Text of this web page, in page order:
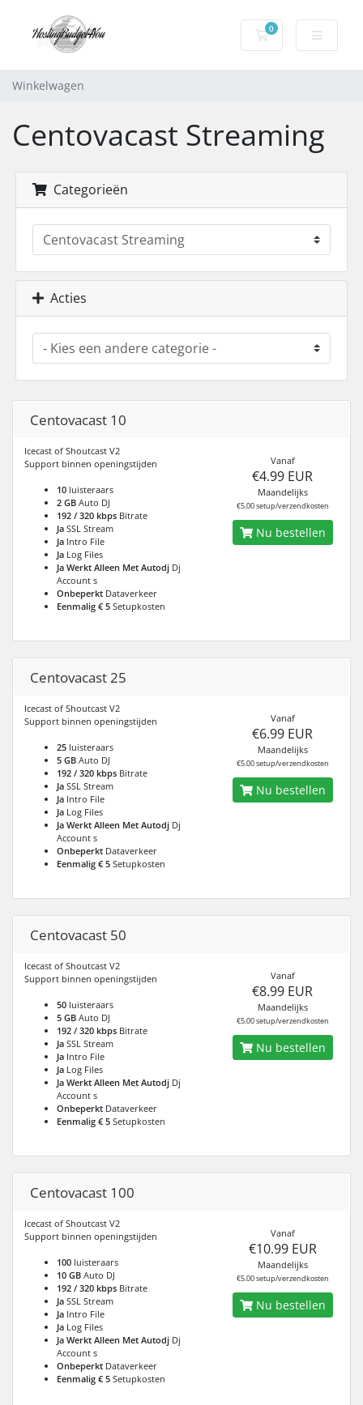
0
Winkelwagen
Winkelwagen
Centovacast Streaming
Categorieën
Acties
Centovacast 10
Icecast of Shoutcast V2
Support binnen openingstijden
10 luisteraars
2 GB Auto DJ
192 / 320 kbps Bitrate
Ja SSL Stream
Ja Intro File
Ja Log Files
Ja Werkt Alleen Met Autodj Dj
Account s
Onbeperkt Dataverkeer
Eenmalig € 5 Setupkosten
Vanaf
€4.99 EUR
Maandelijks
€5.00 setup/verzendkosten
Nu bestellen
Centovacast 25
Icecast of Shoutcast V2
Support binnen openingstijden
25 luisteraars
5 GB Auto DJ
192 / 320 kbps Bitrate
Ja SSL Stream
Ja Intro File
Ja Log Files
Ja Werkt Alleen Met Autodj Dj
Account s
Onbeperkt Dataverkeer
Eenmalig € 5 Setupkosten
Vanaf
€6.99 EUR
Maandelijks
€5.00 setup/verzendkosten
Nu bestellen
Centovacast 50
Icecast of Shoutcast V2
Support binnen openingstijden
50 luisteraars
5 GB Auto DJ
192 / 320 kbps Bitrate
Ja SSL Stream
Ja Intro File
Ja Log Files
Ja Werkt Alleen Met Autodj Dj
Account s
Onbeperkt Dataverkeer
Eenmalig € 5 Setupkosten
Vanaf
€8.99 EUR
Maandelijks
€5.00 setup/verzendkosten
Nu bestellen
Centovacast 100
Icecast of Shoutcast V2
Support binnen openingstijden
100 luisteraars
10 GB Auto DJ
192 / 320 kbps Bitrate
Ja SSL Stream
Ja Intro File
Ja Log Files
Ja Werkt Alleen Met Autodj Dj
Account s
Onbeperkt Dataverkeer
Eenmalig € 5 Setupkosten
Vanaf
€10.99 EUR
Maandelijks
€5.00 setup/verzendkosten
Nu bestellen